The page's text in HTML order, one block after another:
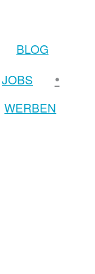
BLOG
JOBS •
WERBEN